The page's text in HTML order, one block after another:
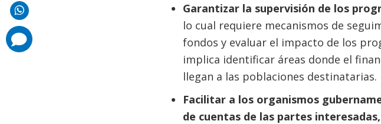
Garantizar la supervisión de los
lo cual requiere mecanismos de
fondos y evaluar el impacto de los
implica identificar áreas donde el
llegan a las poblaciones destinatarias.
Facilitar a los organismos
de cuentas de las partes interesadas,
comments
added